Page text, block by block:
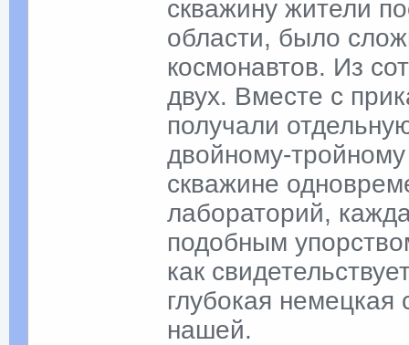
скважину жители
области, было
космонавтов. Из
двух. Вместе с
получали
двойному-
скважине
лабораторий,
подобным
как
глубокая немецкая
нашей.